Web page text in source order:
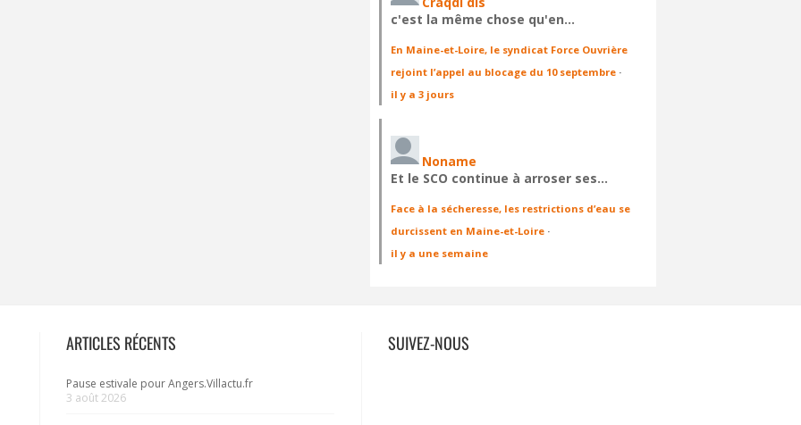
c'est la même chose qu'en…
En Maine-et-Loire, le syndicat Force Ouvrière
rejoint l’appel au blocage du 10 septembre ·
il y a 3 jours
Noname
Et le SCO continue à arroser ses…
Face à la sécheresse, les restrictions d’eau se
durcissent en Maine-et-Loire ·
il y a une semaine
ARTICLES RÉCENTS
Pause estivale pour Angers.Villactu.fr
3 août 2026
SUIVEZ-NOUS